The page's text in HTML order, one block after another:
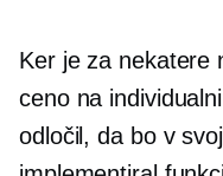
Ker je za nekatere
ceno na
odločil, da bo v